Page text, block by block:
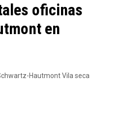
oficinas
en
Hautmont Vila seca